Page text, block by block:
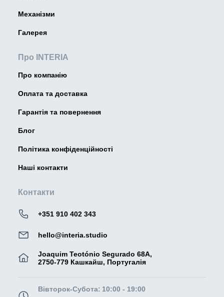
Механізми
Галерея
Про INTERIA
Про компанію
Оплата та доставка
Гарантія та повернення
Блог
Політика конфіденційності
Наші контакти
Контакти
+351 910 402 343
hello@interia.studio
Joaquim Teotónio Segurado 68A,
2750-779 Кашкайш, Португалія
Вівторок-Субота: 10:00 - 19:00